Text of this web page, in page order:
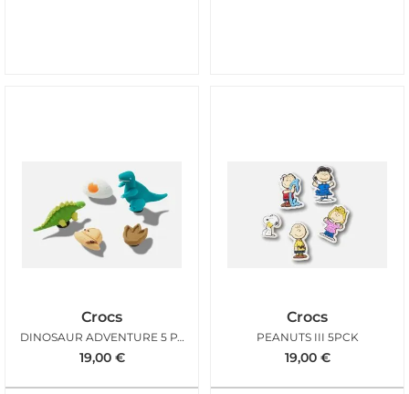
Crocs
DINOSAUR ADVENTURE 5 PACK
19,00 €
Crocs
PEANUTS III 5PCK
19,00 €